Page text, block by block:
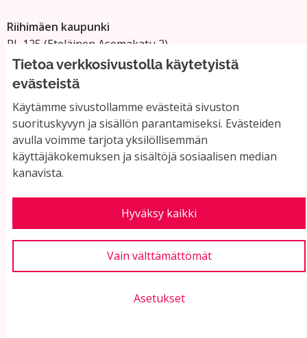
Tietoa verkkosivustolla käytetyistä
evästeistä
Käytämme sivustollamme evästeitä sivuston
suorituskyvyn ja sisällön parantamiseksi. Evästeiden
avulla voimme tarjota yksilöllisemmän
käyttäjäkokemuksen ja sisältöjä sosiaalisen median
kanavista.
Hyväksy kaikki
Vain välttämättömät
Asetukset
Riihimäen kaupunki
PL 125 (Eteläinen Asemakatu 2)
11101 Riihimäki
Vaihde: 019 758 4000
Sähköpostiosoitteet:
etunimi.sukunimi@riihimaki.fi
Yhteystiedot ja usein kysyttyä
Käyttöehdot
Evästeasetukset
Verkkosivusto luotuvapaan ohjelmiston